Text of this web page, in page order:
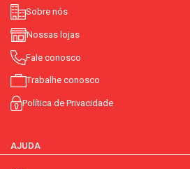
Sobre nós
Nossas lojas
Fale conosco
Trabalhe conosco
Política de Privacidade
AJUDA